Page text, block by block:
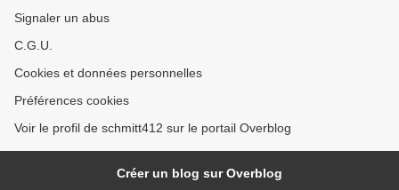
Signaler un abus
C.G.U.
Cookies et données personnelles
Préférences cookies
Voir le profil de schmitt412 sur le portail Overblog
Créer un blog sur Overblog